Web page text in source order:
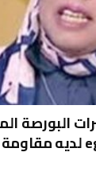
البورصة